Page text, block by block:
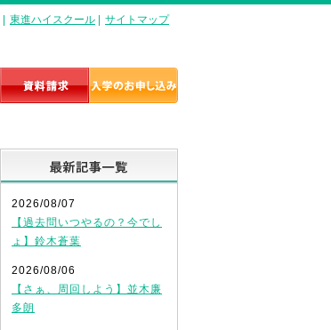
東進ハイスクール サイトマップ
2026/08/07
【過去問いつやるの？今でし
ょ】鈴木蒼葉
2026/08/06
【さぁ、周回しよう】並木廉
多朗